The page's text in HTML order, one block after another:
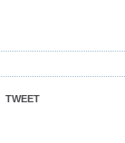
TWEET